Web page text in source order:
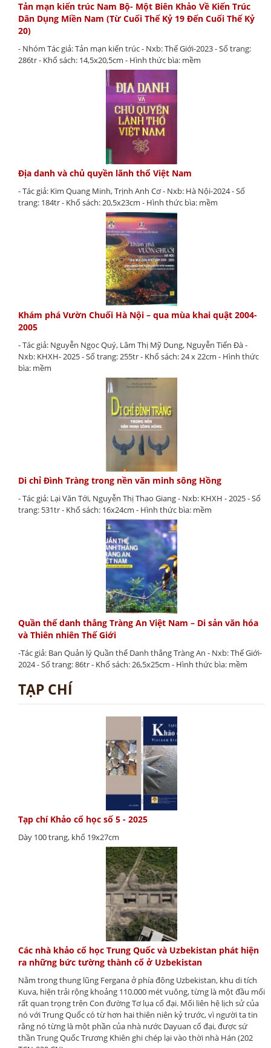
Tản mạn kiến trúc Nam Bộ- Một Biên Khảo Về Kiến Trúc
Dân Dụng Miền Nam (Từ Cuối Thế Kỷ 19 Đến Cuối Thế Kỷ
20)
- Nhóm Tác giả: Tản mạn kiến trúc - Nxb: Thế Giới-2023 - Số trang:
286tr - Khổ sách: 14,5x20,5cm - Hình thức bìa: mềm
Địa danh và chủ quyền lãnh thổ Việt Nam
- Tác giả: Kim Quang Minh, Trịnh Anh Cơ - Nxb: Hà Nội-2024 - Số
trang: 184tr - Khổ sách: 20,5x23cm - Hình thức bìa: mềm
Khám phá Vườn Chuối Hà Nội – qua mùa khai quật 2004-
2005
- Tác giả: Nguyễn Ngọc Quý, Lâm Thị Mỹ Dung, Nguyễn Tiến Đà -
Nxb: KHXH- 2025 - Số trang: 255tr - Khổ sách: 24 x 22cm - Hình thức
bìa: mềm
Di chỉ Đình Tràng trong nền văn minh sông Hồng
- Tác giả: Lại Văn Tới, Nguyễn Thị Thao Giang - Nxb: KHXH - 2025 - Số
trang: 531tr - Khổ sách: 16x24cm - Hình thức bìa: mềm
Quần thể danh thắng Tràng An Việt Nam – Di sản văn hóa
và Thiên nhiên Thế Giới
-Tác giả: Ban Quản lý Quần thể Danh thắng Tràng An - Nxb: Thế Giới-
2024 - Số trang: 86tr - Khổ sách: 26,5x25cm - Hình thức bìa: mềm
TẠP CHÍ
Tạp chí Khảo cổ học số 5 - 2025
Dày 100 trang, khổ 19x27cm
Các nhà khảo cổ học Trung Quốc và Uzbekistan phát hiện
ra những bức tường thành cổ ở Uzbekistan
Nằm trong thung lũng Fergana ở phía đông Uzbekistan, khu di tích
Kuva, hiện trải rộng khoảng 110.000 mét vuông, từng là một đầu mối
rất quan trọng trên Con đường Tơ lụa cổ đại. Mối liên hệ lịch sử của
nó với Trung Quốc có từ hơn hai thiên niên kỷ trước, vì người ta tin
rằng nó từng là một phần của nhà nước Dayuan cổ đại, được sứ
thần Trung Quốc Trương Khiên ghi chép lại vào thời nhà Hán (202